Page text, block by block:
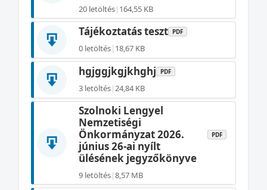
20 letöltés| 164,55 KB
Tájékoztatás teszt PDF
0 letöltés| 18,67 KB
hgjggjkgjkhghj PDF
3 letöltés|24,84 KB
Szolnoki Lengyel
Nemzetiségi
Önkormányzat 2026.
június 26-ai nyílt
ülésének jegyzőkönyve
PDF
9 letöltés|8,57 MB